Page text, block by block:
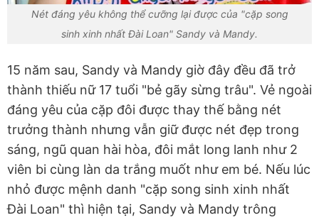
Nét đáng yêu không thể cưỡng lại được của "cặp song
sinh xinh nhất Đài Loan" Sandy và Mandy.
15 năm sau, Sandy và Mandy giờ đây đều đã trở
thành thiếu nữ 17 tuổi "bẻ gãy sừng trâu". Vẻ ngoài
đáng yêu của cặp đôi được thay thế bằng nét
trưởng thành nhưng vẫn giữ được nét đẹp trong
sáng, ngũ quan hài hòa, đôi mắt long lanh như 2
viên bi cùng làn da trắng muốt như em bé. Nếu lúc
nhỏ được mệnh danh "cặp song sinh xinh nhất
Đài Loan" thì hiện tại, Sandy và Mandy trông